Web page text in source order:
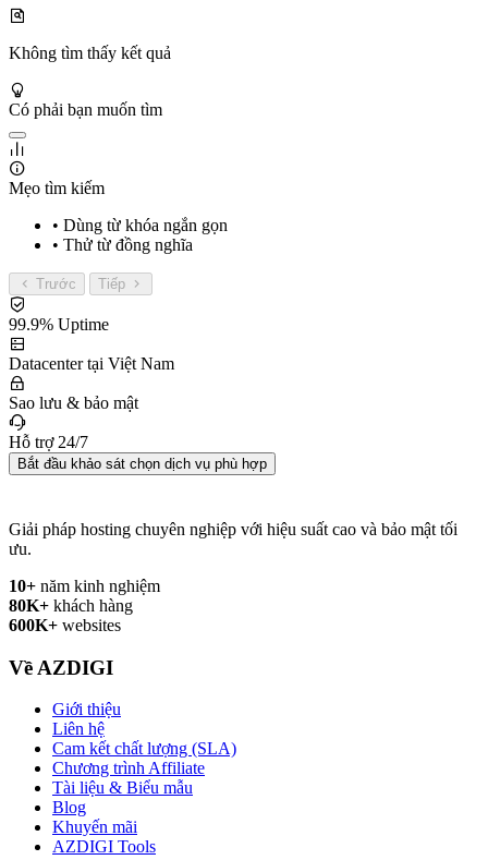
Không tìm thấy kết quả
Có phải bạn muốn tìm
Mẹo tìm kiếm
• Dùng từ khóa ngắn gọn
• Thử từ đồng nghĩa
Trước Tiếp
99.9% Uptime
Datacenter tại Việt Nam
Sao lưu & bảo mật
Hỗ trợ 24/7
Bắt đầu khảo sát chọn dịch vụ phù hợp
Giải pháp hosting chuyên nghiệp với hiệu suất cao và bảo mật tối
ưu.
10+ năm kinh nghiệm
80K+ khách hàng
600K+ websites
Về AZDIGI
Giới thiệu
Liên hệ
Cam kết chất lượng (SLA)
Chương trình Affiliate
Tài liệu & Biểu mẫu
Blog
Khuyến mãi
AZDIGI Tools